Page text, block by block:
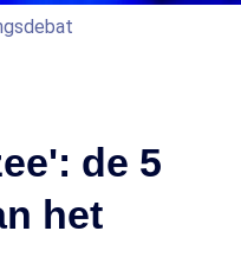
de 5
het